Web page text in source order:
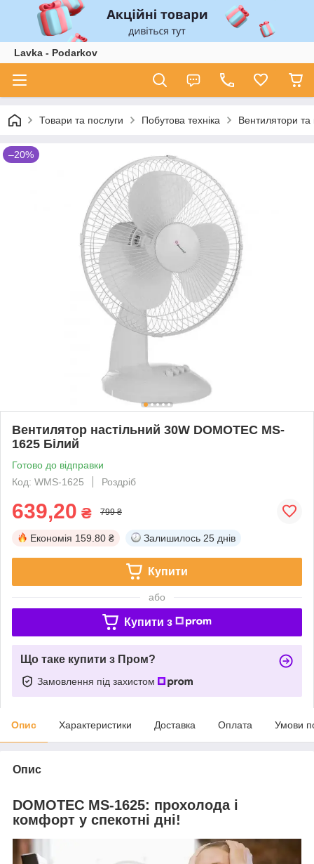
Lavka - Podarkov
Товари та послуги Побутова техніка Вентилятори та
–20%
Вентилятор настільний 30W DOMOTEC MS-
1625 Білий
Готово до відправки
Код: WMS-1625
Роздріб
639,20 ₴ 799 ₴
Економія 159.80 ₴ Залишилось 25 днів
Купити
або
Купити з
Що таке купити з Пром?
Замовлення під захистом
Опис Характеристики Доставка Оплата Умови
Опис
DOMOTEC MS-1625: прохолода і
комфорт у спекотні дні!